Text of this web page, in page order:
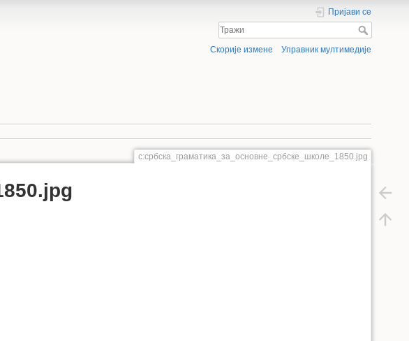
Пријави се
Скорије измене Управник мултимедије
с:србска_граматика_за_основне_србске_школе_1850.jpg